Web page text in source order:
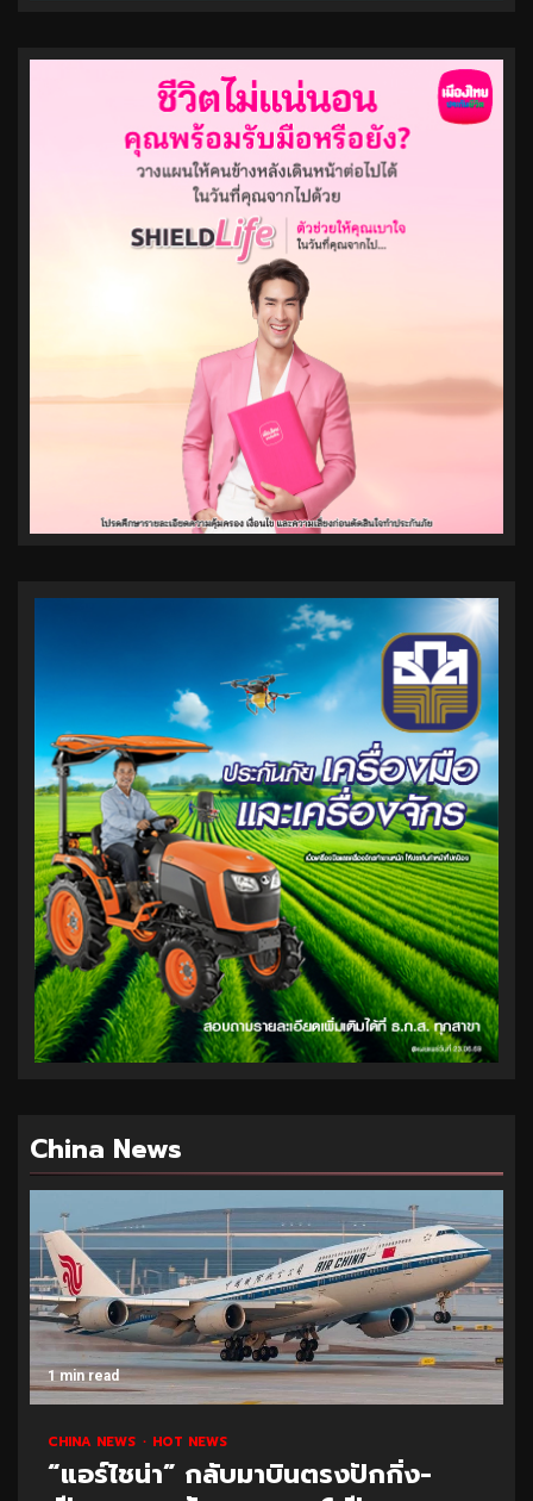
China News
1 min read
CHINA NEWS HOT NEWS
“แอร์ไชน่า” กลับมาบินตรงปักกิ่ง-